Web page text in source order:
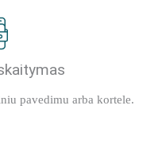
pavedimu arba kortele.